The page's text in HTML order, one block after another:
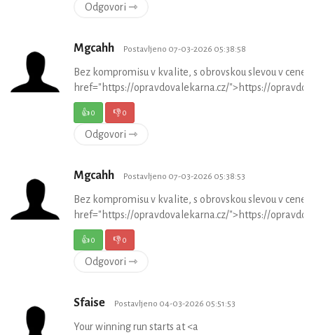
Odgovori ⇾
Mgcahh Postavljeno 07-03-2026 05:38:58
Bez kompromisu v kvalite, s obrovskou slevou v cene
href="https://opravdovalekarna.cz/">https://
👍0 👎0
Odgovori ⇾
Mgcahh Postavljeno 07-03-2026 05:38:53
Bez kompromisu v kvalite, s obrovskou slevou v cene
href="https://opravdovalekarna.cz/">https://
👍0 👎0
Odgovori ⇾
Sfaise Postavljeno 04-03-2026 05:51:53
Your winning run starts at <a